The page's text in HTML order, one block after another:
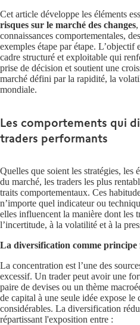
Cet article développe les éléments
risques sur le marché des changes
connaissances comportementales,
exemples étape par étape. L’objectif
cadre structuré et exploitable qui
prise de décision et soutient une
marché défini par la rapidité, la
mondiale.
Les comportements qui
traders performants
Quelles que soient les stratégies, les
du marché, les traders les plus
traits comportementaux. Ces
n’importe quel indicateur ou
elles influencent la manière dont les
l’incertitude, à la volatilité et à la
La diversification comme principe
La concentration est l’une des
excessif. Un trader peut avoir une
paire de devises ou un thème
de capital à une seule idée expose le
considérables. La diversification
répartissant l'exposition entre :